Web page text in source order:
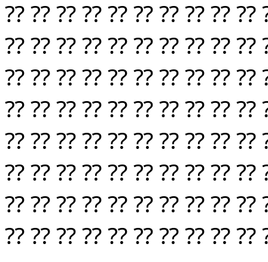
⁇ ⁇ ⁇ ⁇ ⁇ ⁇ ⁇ ⁇ ⁇ ⁇
⁇ ⁇ ⁇ ⁇ ⁇ ⁇ ⁇ ⁇ ⁇ ⁇
⁇ ⁇ ⁇ ⁇ ⁇ ⁇ ⁇ ⁇ ⁇ ⁇
⁇ ⁇ ⁇ ⁇ ⁇ ⁇ ⁇ ⁇ ⁇ ⁇
⁇ ⁇ ⁇ ⁇ ⁇ ⁇ ⁇ ⁇ ⁇ ⁇
⁇ ⁇ ⁇ ⁇ ⁇ ⁇ ⁇ ⁇ ⁇ ⁇
⁇ ⁇ ⁇ ⁇ ⁇ ⁇ ⁇ ⁇ ⁇ ⁇
⁇ ⁇ ⁇ ⁇ ⁇ ⁇ ⁇ ⁇ ⁇ ⁇